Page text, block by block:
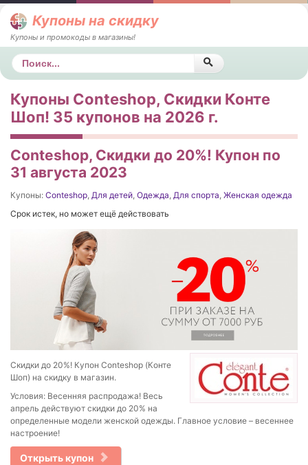
Купоны на скидку
Купоны и промокоды в магазины!
Поиск
Купоны Conteshop, Скидки Конте
Шоп! 35 купонов на 2026 г.
Conteshop, Скидки до 20%! Купон по
31 августа 2023
Купоны: Conteshop, Для детей, Одежда, Для спорта, Женская одежда
Срок истек, но может ещё действовать
Скидки до 20%! Купон Conteshop (Конте
Шоп) на скидку в магазин.
Условия: Весенняя распродажа! Весь
апрель действуют скидки до 20% на
определенные модели женской одежды. Главное условие – весеннее
настроение!
Открыть купон